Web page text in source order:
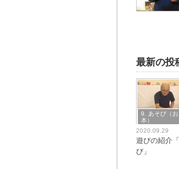
最新の投
9. あそび（
本）
2020.09.29
遊びの紹介
び」